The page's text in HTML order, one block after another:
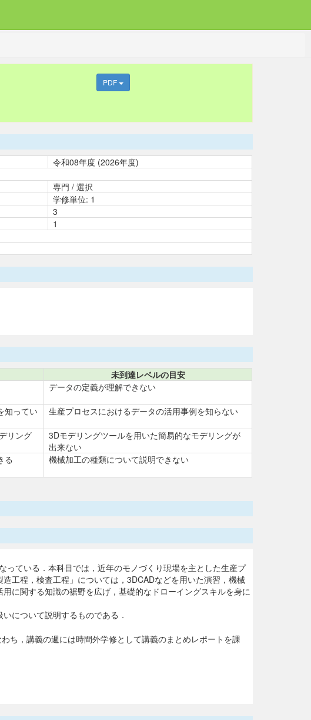
PDF
令和08年度 (2026年度)
専門 / 選択
学修単位: 1
3
1
未到達レベルの目安
データの定義が理解できない
知ってい
生産プロセスにおけるデータの活用事例を知らない
リング
3Dモデリングツールを用いた簡易的なモデリングが
出来ない
る 機械加工の種類について説明できない
ている．本科目では，近年のモノづくり現場を主とした生産プ
工程，検査工程」については，3DCADなどを用いた演習，機械
に関する知識の裾野を広げ，基礎的なドローイングスキルを身に
について説明するものである．
ち，講義の週には時間外学修として講義のまとめレポートを課